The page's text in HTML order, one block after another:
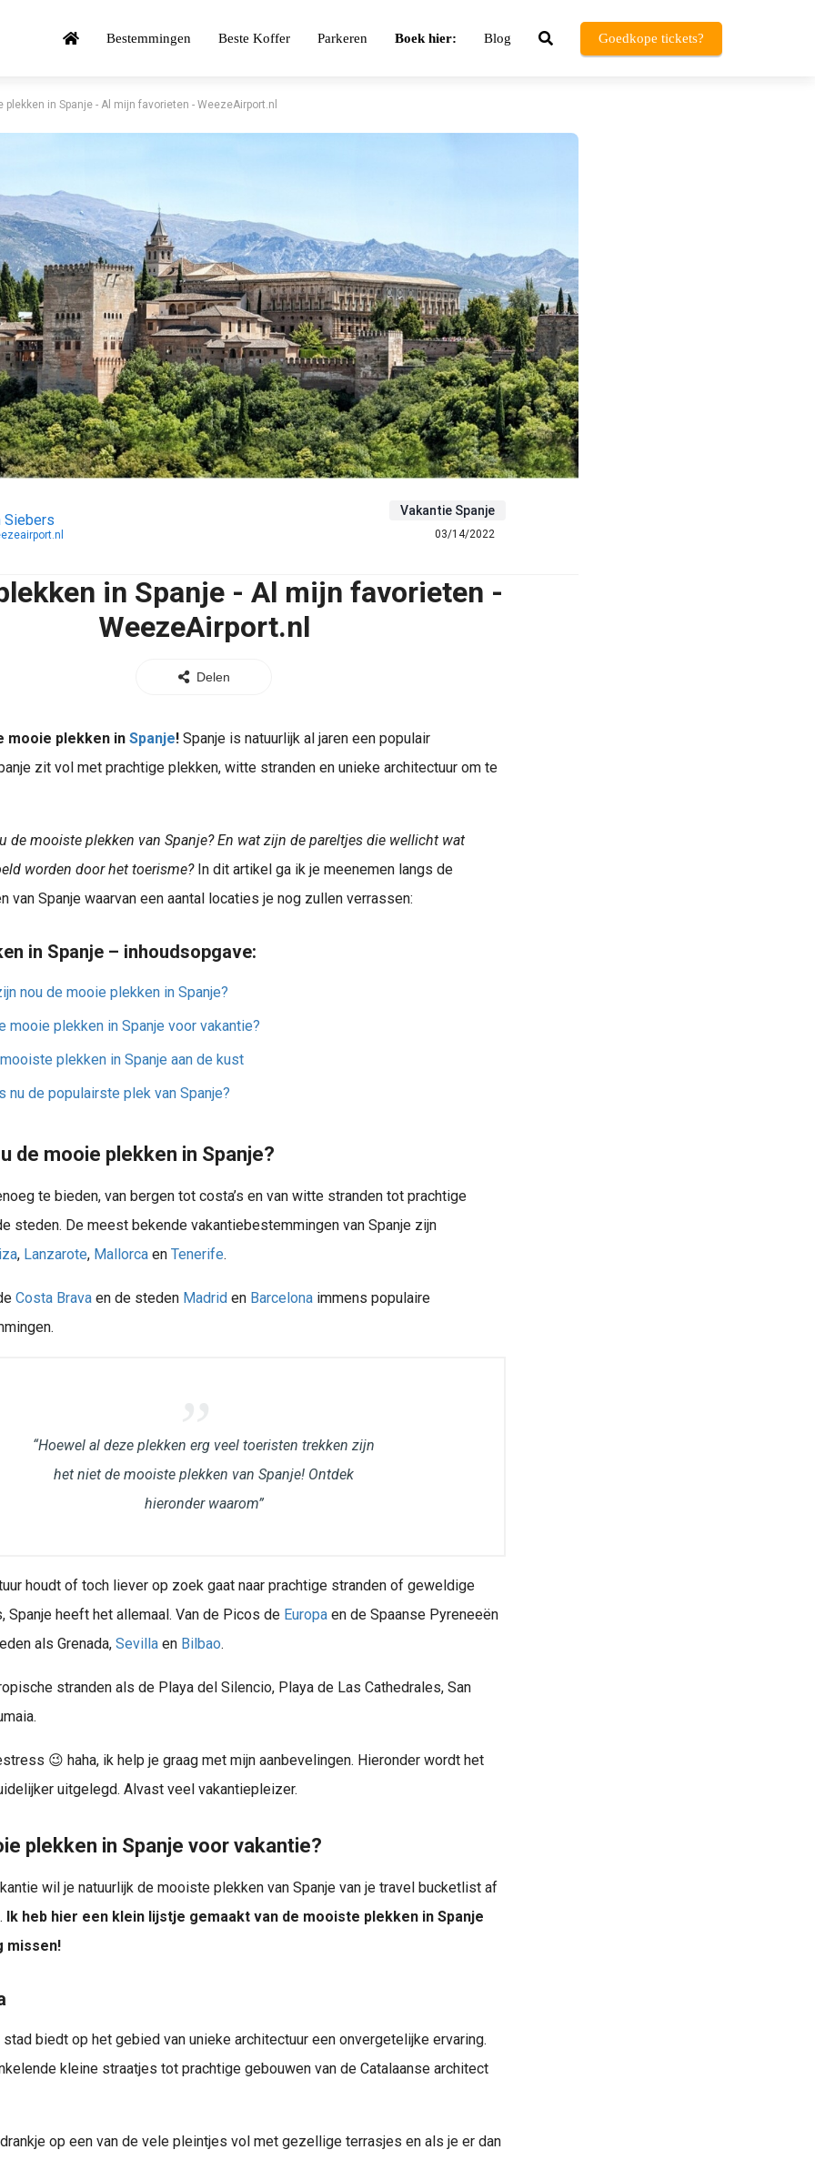
Bestemmingen Beste Koffer Parkeren Boek hier: Blog Goedkope tickets?
plekken in Spanje - Al mijn favorieten - WeezeAirport.nl
Siebers
Vakantie Spanje
03/14/2022
in Spanje - Al mijn favorieten -
WeezeAirport.nl
Delen
mooie plekken in Spanje!Spanje is natuurlijk al jaren een populair
zit vol met prachtige plekken, witte stranden en unieke architectuur om te
de mooiste plekken van Spanje? En wat zijn de pareltjes die wellicht wat
worden door het toerisme?In dit artikel ga ik je meenemen langs de
van Spanje waarvan een aantal locaties je nog zullen verrassen:
in Spanje – inhoudsopgave:
nou de mooie plekken in Spanje?
mooie plekken in Spanje voor vakantie?
plekken in Spanje aan de kust
nu de populairste plek van Spanje?
de mooie plekken in Spanje?
te bieden, van bergen tot costa’s en van witte stranden tot prachtige
steden. De meest bekende vakantiebestemmingen van Spanje zijn
, Lanzarote, Mallorcaen Tenerife.
Costa Bravaen de steden Madriden Barcelonaimmens populaire
“Hoewel al deze plekken erg veel toeristen trekken zijn
het niet de mooiste plekken van Spanje! Ontdek
hieronder waarom”
houdt of toch liever op zoek gaat naar prachtige stranden of geweldige
Spanje heeft het allemaal. Van de Picos de Europaen de Spaanse Pyreneeën
als Grenada, Sevillaen Bilbao.
stranden als de Playa del Silencio, Playa de Las Cathedrales, San
😉 haha, ik help je graag met mijn aanbevelingen. Hieronder wordt het
uitgelegd. Alvast veel vakantiepleizer.
plekken in Spanje voor vakantie?
wil je natuurlijk de mooiste plekken van Spanje van je travel bucketlist af
Ik heb hier een klein lijstje gemaakt van de mooiste plekken in Spanje
missen!
biedt op het gebied van unieke architectuur een onvergetelijke ervaring.
kleine straatjes tot prachtige gebouwen van de Catalaanse architect
op een van de vele pleintjes vol met gezellige terrasjes en als je er dan